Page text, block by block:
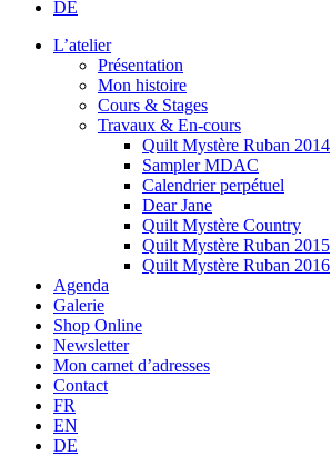
DE
L’atelier
Présentation
Mon histoire
Cours & Stages
Travaux & En-cours
Quilt Mystère Ruban 2014
Sampler MDAC
Calendrier perpétuel
Dear Jane
Quilt Mystère Country
Quilt Mystère Ruban 2015
Quilt Mystère Ruban 2016
Agenda
Galerie
Shop Online
Newsletter
Mon carnet d’adresses
Contact
FR
EN
DE